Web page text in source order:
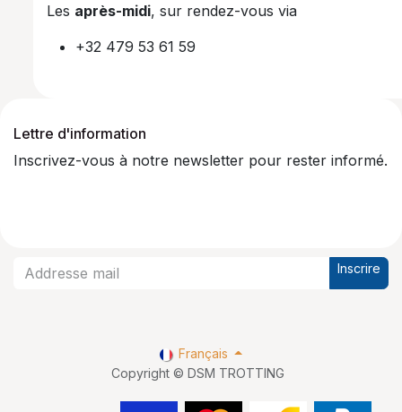
Les après-midi, sur rendez-vous via
+32 479 53 61 59
Lettre d'information
Inscrivez-vous à notre newsletter pour rester informé.
Inscrire
Copyright © DSM TROTTING
Français